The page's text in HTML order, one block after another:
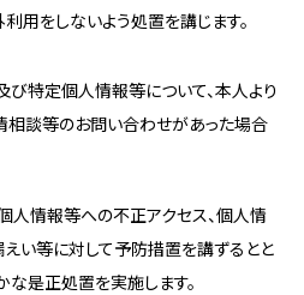
用をしないよう処置を講じます。
特定個人情報等について、本人より
相談等のお問い合わせがあった場合
人情報等への不正アクセス、個人情
い等に対して予防措置を講ずるとと
是正処置を実施します。